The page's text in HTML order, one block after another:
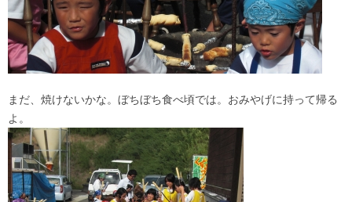
まだ、焼けないかな。ぼちぼち食べ頃では。おみやげに持って帰る
よ。